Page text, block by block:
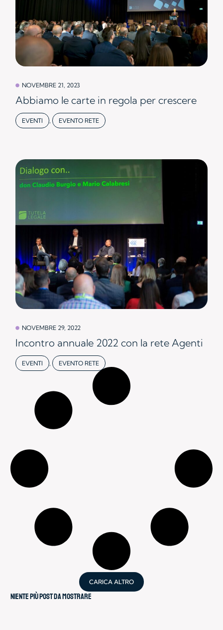
NOVEMBRE 21, 2023
Abbiamo le carte in regola per crescere
EVENTI , EVENTO RETE
NOVEMBRE 29, 2022
Incontro annuale 2022 con la rete Agenti
EVENTI , EVENTO RETE
CARICA ALTRO
Niente più post da mostrare